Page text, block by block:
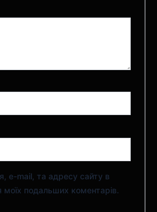
e-mail, та адресу сайту в
моїх подальших коментарів.